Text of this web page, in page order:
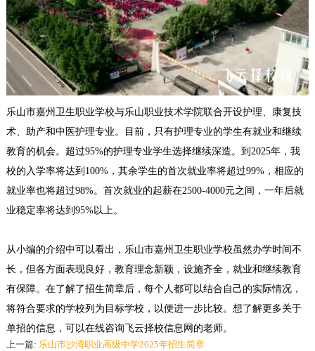
乐山市嘉州卫生职业学校与乐山职业技术学院联合开设护理、康复技
术、助产和中医护理专业。目前，只有护理专业的学生有就业和继续
教育的机会。超过95%的护理专业学生选择继续深造。到2025年，我
校的入学率将达到100%，其余学生的首次就业率将超过99%，相应的
就业率也将超过98%。首次就业的起薪在2500-4000元之间，一年后就
业稳定率将达到95%以上。
从小编的介绍中可以看出，乐山市嘉州卫生职业学校虽然办学时间不
长，但各方面表现良好，教育理念新颖，设施齐全，就业和继续教育
有保障。在了解了招生简章后，每个人都可以结合自己的实际情况，
将符合要求的学校列为目标学校，以便进一步比较。想了解更多关于
单招的信息，可以在线咨询飞云择校信息网的老师。
上一篇: 乐山市沙湾职业高级中学2025年招生简章